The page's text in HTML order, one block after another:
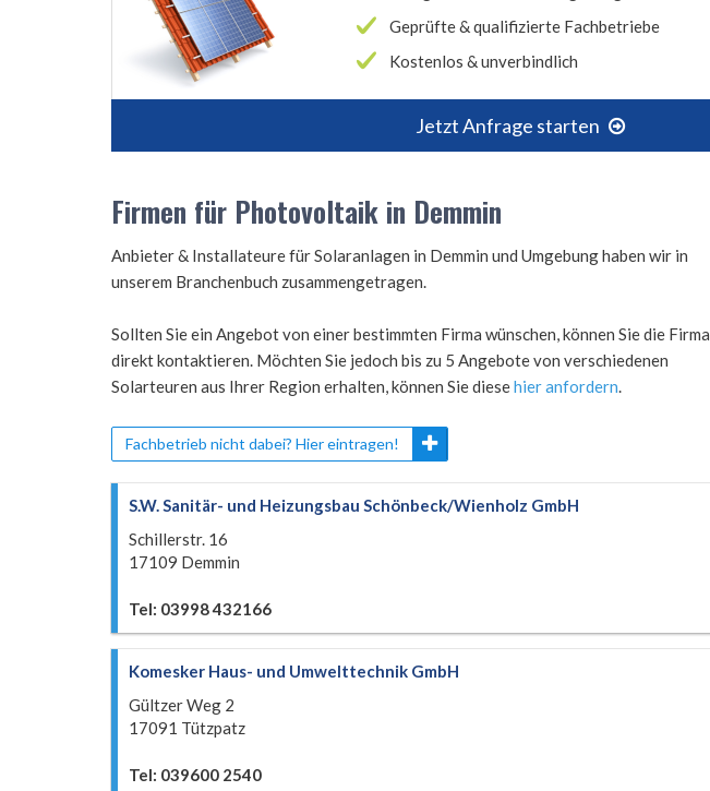
Geprüfte & qualifizierte Fachbetriebe
Kostenlos & unverbindlich
Jetzt Anfrage starten
Firmen für Photovoltaik in Demmin
Anbieter & Installateure für Solaranlagen in Demmin und Umgebung haben wir in
unserem Branchenbuch zusammengetragen.
Sollten Sie ein Angebot von einer bestimmten Firma wünschen, können Sie die Firma
direkt kontaktieren. Möchten Sie jedoch bis zu 5 Angebote von verschiedenen
Solarteuren aus Ihrer Region erhalten, können Sie diesehier anfordern.
Fachbetrieb nicht dabei? Hier eintragen!
S.W. Sanitär- und Heizungsbau Schönbeck/Wienholz GmbH
Schillerstr. 16
17109 Demmin
Tel: 03998 432166
Komesker Haus- und Umwelttechnik GmbH
Gültzer Weg 2
17091 Tützpatz
Tel: 039600 2540